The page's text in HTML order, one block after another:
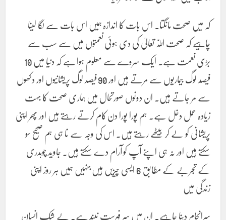
کہ میں صحت مانگتا۔ اس بات کا اندازہ ہمیں اس بات سے لگا لینا
چاہیے کہ صحت الّٰلہ تعالیٰ کی دی ہوئی نعمتوں میں سے سب سے
بڑی نعمت ہے۔ ایک سروے سے معلوم ہوا ہے کہ دنیا میں 10
فیصد لوگ بیماریوں سے مرتے ہیں اور 90 فیصد لوگ پریشانیوں اور دکھوں
سے مر جاتے ہیں۔ ان دونوں صورتحال میں ہماری صحت کا بہت
زیادہ عمل دخل ہے۔ ہم پورا پورا دن کام کرتے رہتے ہیں اور پھر اپنی
پریشانی کو لے کر بیٹھے رہتے ہیں۔ اس کی وجہ سے نا ہی ہم صحیح سو
سکتے ہیں اور نہ ہی اپنے آپ کو آرام دے سکتے ہیں۔ جاوید چوہدری
کے تجربے کے مطابق 6 ایسی چیزیں ہیں جنہیں ہمیں ہر روز اپنی
زندگی میں